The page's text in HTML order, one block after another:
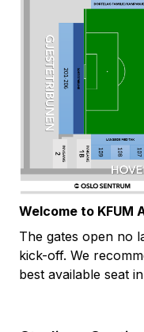
Welcome to KFUM
The gates open no
kick-off. We
best available seat